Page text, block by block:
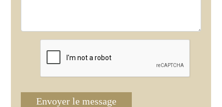
Envoyer le message